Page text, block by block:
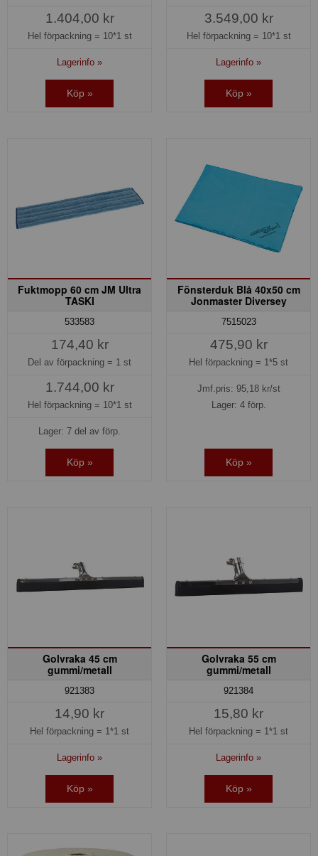
1.404,00 kr
Hel förpackning = 10*1 st
Lagerinfo »
Köp »
3.549,00 kr
Hel förpackning = 10*1 st
Lagerinfo »
Köp »
Fuktmopp 60 cm JM Ultra
TASKI
533583
174,40 kr
Del av förpackning = 1 st
1.744,00 kr
Hel förpackning = 10*1 st
Lager: 7 del av förp.
Köp »
Fönsterduk Blå 40x50 cm
Jonmaster Diversey
7515023
475,90 kr
Hel förpackning = 1*5 st
Jmf.pris: 95,18kr/st
Lager: 4 förp.
Köp »
Golvraka 45 cm
gummi/metall
921383
14,90 kr
Hel förpackning = 1*1 st
Lagerinfo »
Köp »
Golvraka 55 cm
gummi/metall
921384
15,80 kr
Hel förpackning = 1*1 st
Lagerinfo »
Köp »